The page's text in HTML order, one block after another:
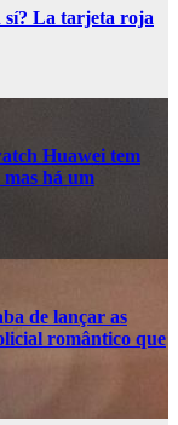
sí? La tarjeta roja
Huawei tem
há um
de lançar as
romântico que